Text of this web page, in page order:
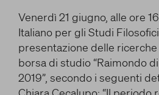
e/o disattivarli secondo le
Cookie strettamente necessari
della Piattaforma. È
fatto che il blocco di alcuni
l’esperienza sulla Piattaforma
Premendo “Conferma le
RAPPORTO CON GLI
HANNO DETTO DI LUI
facebook twitter
Venerdì 21 giugno, alle ore
Italiano per gli Studi
presentazione delle
borsa di studio “Raimondo
2019”, secondo i seguenti